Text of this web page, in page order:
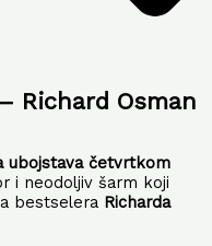
Richard Osman
ubojstava četvrtkom
i neodoljiv šarm koji
bestselera Richarda